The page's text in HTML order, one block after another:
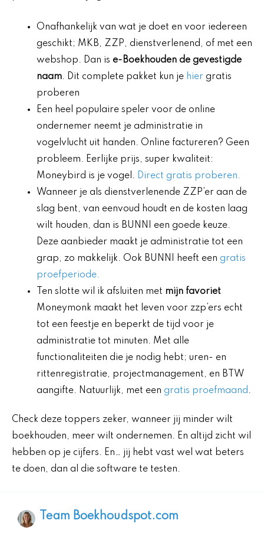
Onafhankelijk van wat je doet en voor iedereen
geschikt; MKB, ZZP, dienstverlenend, of met een
webshop. Dan is e-Boekhouden de gevestigde
naam. Dit complete pakket kun je hier gratis
proberen
Een heel populaire speler voor de online
ondernemer neemt je administratie in
vogelvlucht uit handen. Online factureren? Geen
probleem. Eerlijke prijs, super kwaliteit:
Moneybird is je vogel. Direct gratis proberen.
Wanneer je als dienstverlenende ZZP’er aan de
slag bent, van eenvoud houdt en de kosten laag
wilt houden, dan is BUNNI een goede keuze.
Deze aanbieder maakt je administratie tot een
grap, zo makkelijk. Ook BUNNI heeft een gratis
proefperiode.
Ten slotte wil ik afsluiten met mijn favoriet
Moneymonk maakt het leven voor zzp’ers echt
tot een feestje en beperkt de tijd voor je
administratie tot minuten. Met alle
functionaliteiten die je nodig hebt; uren- en
rittenregistratie, projectmanagement, en BTW
aangifte. Natuurlijk, met een gratis proefmaand .
Check deze toppers zeker, wanneer jij minder wilt
boekhouden, meer wilt ondernemen. En altijd zicht wil
hebben op je cijfers. En… jij hebt vast wel wat beters
te doen, dan al die software te testen.
Team Boekhoudspot.com